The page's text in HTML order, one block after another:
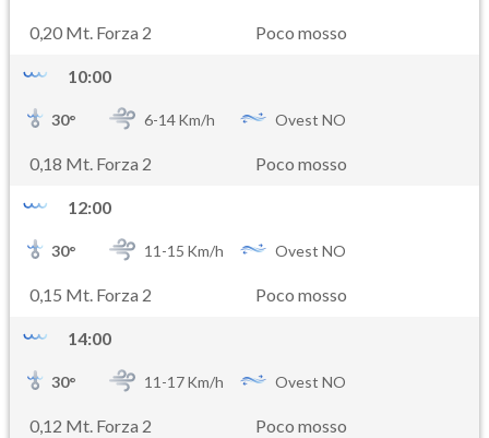
0,20 Mt. Forza 2 Poco mosso
10:00
30° 6-14Km/h Ovest NO
0,18 Mt. Forza 2 Poco mosso
12:00
30° 11-15 Km/h Ovest NO
0,15 Mt. Forza 2 Poco mosso
14:00
30° 11-17Km/h Ovest NO
0,12 Mt. Forza 2 Poco mosso